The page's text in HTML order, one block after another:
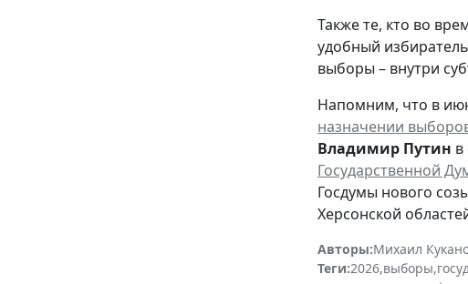
Также те, кто во
удобный
выборы – внутри
Напомним, что в
назначении
Владимир Путин в
Государственной
Госдумы нового
Херсонской
Авторы:Михаил
Теги:2026,выборы,